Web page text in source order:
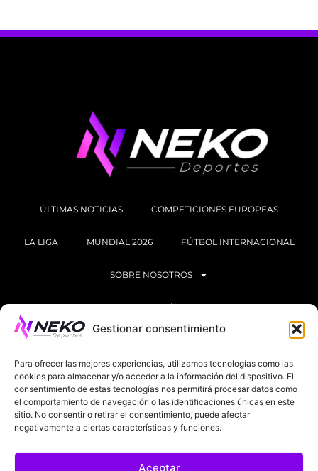
Gestionar consentimiento
Para ofrecer las mejores experiencias, utilizamos tecnologías como las
cookies para almacenar y/o acceder a la información del dispositivo. El
consentimiento de estas tecnologías nos permitirá procesar datos como
el comportamiento de navegación o las identificaciones únicas en este
sitio. No consentir o retirar el consentimiento, puede afectar
negativamente a ciertas características y funciones.
Aceptar
ÚLTIMAS NOTICIAS COMPETICIONES EUROPEAS
LA LIGA MUNDIAL 2026 FÚTBOL INTERNACIONAL
SOBRE NOSOTROS
AVISOS LEGALES POLÍTICA DE PRIVACIDAD
@2025. TODOS LOS DERECHOS RESERVADOS
DISEÑADO POR DARYL STUDIO.